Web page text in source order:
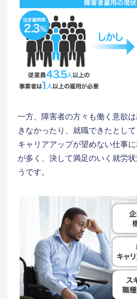
一方、障害者の方々も働く意欲
きなかったり、就職できたとして
キャリアアップが望めない仕事
が多く、決して満足のいく就労
うです。